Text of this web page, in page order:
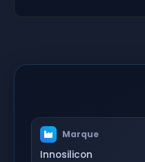
Marque
Innosilicon